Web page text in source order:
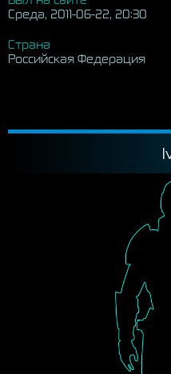
Среда, 2011-06-22, 20:30
Страна
Российская Федерация